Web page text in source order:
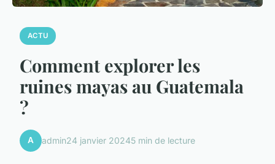
ACTU
Comment explorer les
ruines mayas au Guatemala
?
A admin24 janvier 20245 min de lecture